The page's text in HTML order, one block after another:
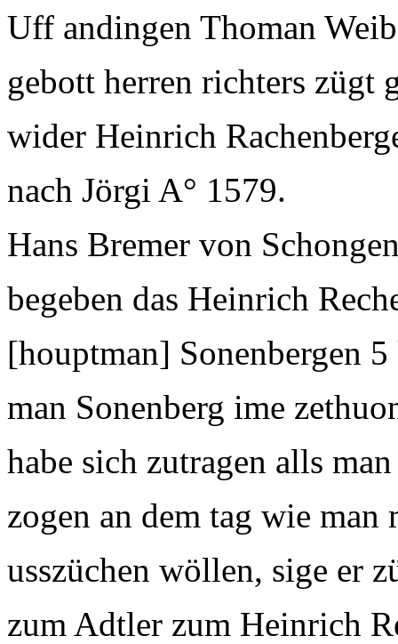
Uff andingen Thoman
gebott herren richters zügt
wider Heinrich
nach Jörgi A° 1579.
Hans Bremer von
begeben das Heinrich
[houptman] Sonenbergen
man Sonenberg ime
habe sich zutragen alls
zogen an dem tag wie
usszüchen wöllen, sige er
zum Adtler zum Heinrich